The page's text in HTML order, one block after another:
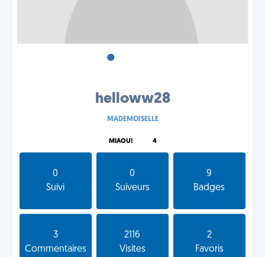
•
helloww28
MADEMOISELLE
MIAOU! 4
0
Suivi
0
Suiveurs
9
Badges
3
Commentaires
2116
Visites
2
Favoris